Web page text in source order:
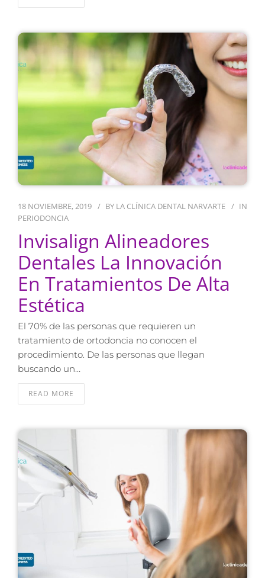
18 NOVIEMBRE, 2019 BY LA CLÍNICA DENTAL NARVARTE
IN
PERIODONCIA
Invisalign Alineadores
Dentales La Innovación
En Tratamientos De Alta
Estética
El 70% de las personas que requieren un
tratamiento de ortodoncia no conocen el
procedimiento. De las personas que llegan
buscando un…
READ MORE